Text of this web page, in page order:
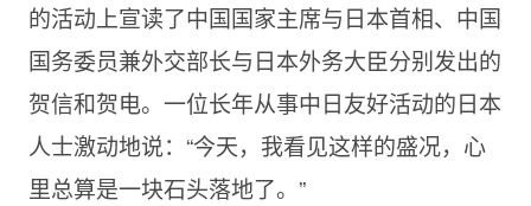
的活动上宣读了中国国家主席与日本首相、中国
国务委员兼外交部长与日本外务大臣分别发出的
贺信和贺电。一位长年从事中日友好活动的日本
人士激动地说：“今天，我看见这样的盛况，心
里总算是一块石头落地了。”